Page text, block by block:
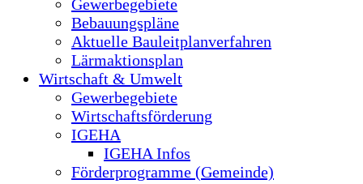
Gewerbegebiete
Bebauungspläne
Aktuelle Bauleitplanverfahren
Lärmaktionsplan
Wirtschaft & Umwelt
Gewerbegebiete
Wirtschaftsförderung
IGEHA
IGEHA Infos
Förderprogramme (Gemeinde)